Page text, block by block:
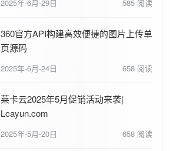
2025年-6月-29日 585 阅读
360官方API构建高效便捷的图片上传单
页源码
2025年-6月-24日 658 阅读
莱卡云2025年5月促销活动来袭|
Lcayun.com
2025年-5月-20日 658 阅读